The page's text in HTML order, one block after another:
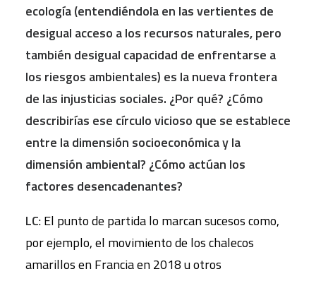
ecología (entendiéndola en las vertientes de
desigual acceso a los recursos naturales, pero
también desigual capacidad de enfrentarse a
los riesgos ambientales) es la nueva frontera
de las injusticias sociales. ¿Por qué? ¿Cómo
describirías ese círculo vicioso que se establece
entre la dimensión socioeconómica y la
dimensión ambiental? ¿Cómo actúan los
factores desencadenantes?
LC: El punto de partida lo marcan sucesos como,
por ejemplo, el movimiento de los chalecos
amarillos en Francia en 2018 u otros